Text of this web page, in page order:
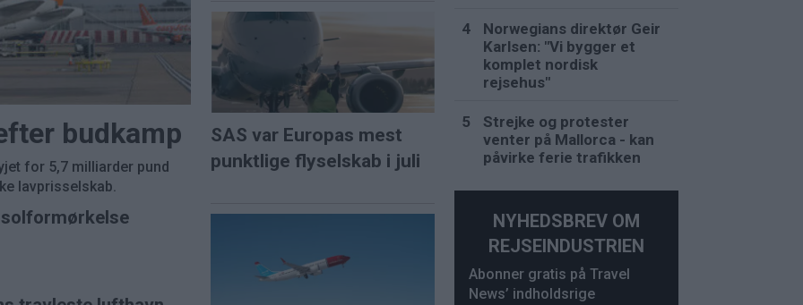
budkamp
for 5,7 milliarder pund
lavprisselskab.
SAS var Europas mest
punktlige flyselskab i juli
Norwegians direktør Geir
Karlsen: "Vi bygger et
komplet nordisk
rejsehus"
Strejke og protester
venter på Mallorca - kan
påvirke ferie trafikken
NYHEDSBREV OM
REJSEINDUSTRIEN
Abonner gratis på Travel
News’ indholdsrige